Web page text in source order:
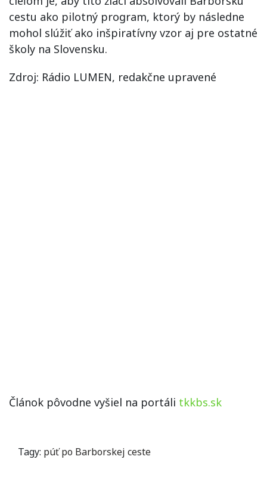
cestu ako pilotný program, ktorý by následne
mohol slúžiť ako inšpiratívny vzor aj pre ostatné
školy na Slovensku.
Zdroj: Rádio LUMEN, redakčne upravené
Článok pôvodne vyšiel na portáli tkkbs.sk
Tagy: púť po Barborskej ceste